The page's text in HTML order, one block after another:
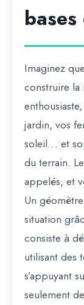
Imaginez
construire la
jardin, vos
soleil… et
du terrain.
appelés, et
Un
situation
consiste à
utilisant des
s’appuyant
seulement